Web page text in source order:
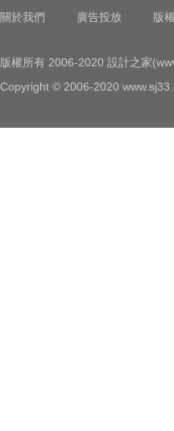
關於我們 廣告投放 版
版權所有 2006-2020 設計之家
Copyright © 2006-2020